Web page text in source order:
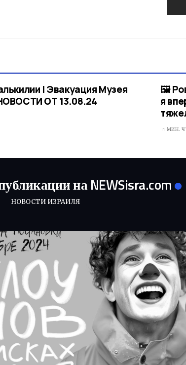
| Эвакуация Музея
ОТ 13.08.24
🖼
я
1 МИН.
на NEWSisra.com
НОВОСТИ ИЗРАИЛЯ